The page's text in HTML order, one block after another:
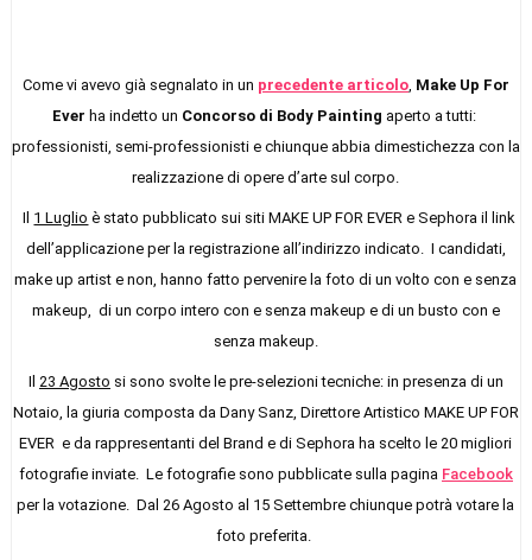
Come vi avevo già segnalato in un precedente articolo, Make Up For
Ever ha indetto un Concorso di Body Painting aperto a tutti:
professionisti, semi-professionisti e chiunque abbia dimestichezza con la
realizzazione di opere d’arte sul corpo.
Il 1 Luglio è stato pubblicato sui siti MAKE UP FOR EVER e Sephora il link
dell’applicazione per la registrazione all’indirizzo indicato. I candidati,
make up artist e non, hanno fatto pervenire la foto di un volto con e senza
makeup, di un corpo intero con e senza makeup e di un busto con e
senza makeup.
Il 23 Agosto si sono svolte le pre-selezioni tecniche: in presenza di un
Notaio, la giuria composta da Dany Sanz, Direttore Artistico MAKE UP FOR
EVER e da rappresentanti del Brand e di Sephora ha scelto le 20 migliori
fotografie inviate. Le fotografie sono pubblicate sulla pagina Facebook
per la votazione. Dal 26 Agosto al 15 Settembre chiunque potrà votare la
foto preferita.